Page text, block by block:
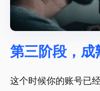
第三阶段，成
这个时候你的账号已